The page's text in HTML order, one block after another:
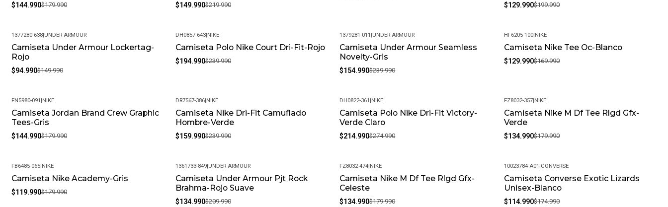
$144.990$179.990 $149.990$219.990 $129.990$199.990
-37%
1377280-638|UNDER ARMOUR
Camiseta Under Armour Lockertag-
Rojo
$94.990$149.990
-19%
DH0857-643|NIKE
Camiseta Polo Nike Court Dri-Fit-Rojo
$194.990$239.990
-35%
1379281-011 |UNDER ARMOUR
Camiseta Under Armour Seamless
Novelty-Gris
$154.990$239.990
-24%
HF6205-100|NIKE
Camiseta Nike Tee Oc-Blanco
$129.990$169.990
-19%
FN5980-091 |NIKE
Camiseta Jordan Brand Crew Graphic
Tees-Gris
$144.990$179.990
-33%
DR7567-386|NIKE
Camiseta Nike Dri-Fit Camuflado
Hombre-Verde
$159.990$239.990
-22%
DH0822-361 |NIKE
Camiseta Polo Nike Dri-Fit Victory-
Verde Claro
$214.990$274.990
-25%
FZ8032-357|NIKE
Camiseta Nike M Df Tee Rlgd Gfx-
Verde
$134.990$179.990
-33%
FB6485-065|NIKE
Camiseta Nike Academy-Gris
$119.990$179.990
-36%
1361733-849|UNDER ARMOUR
Camiseta Under Armour Pjt Rock
Brahma-Rojo Suave
$134.990$209.990
-25%
FZ8032-474|NIKE
Camiseta Nike M Df Tee Rlgd Gfx-
Celeste
$134.990$179.990
-34%
10023784-A01 |CONVERSE
Camiseta Converse Exotic Lizards
Unisex-Blanco
$114.990$174.990